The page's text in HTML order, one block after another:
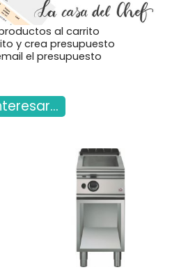
al carrito
y crea presupuesto
el presupuesto